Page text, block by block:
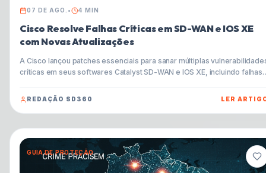
07 DE AGO. • 4 MIN
Cisco Resolve Falhas Críticas em SD-WAN e IOS XE
com Novas Atualizações
A Cisco lançou patches essenciais para sanar múltiplas
críticas em seus softwares Catalyst SD-WAN e IOS XE, incluindo falhas
infraestrutura.
REDAÇÃO SD360 LER
GUIA DE PROTEÇÃO